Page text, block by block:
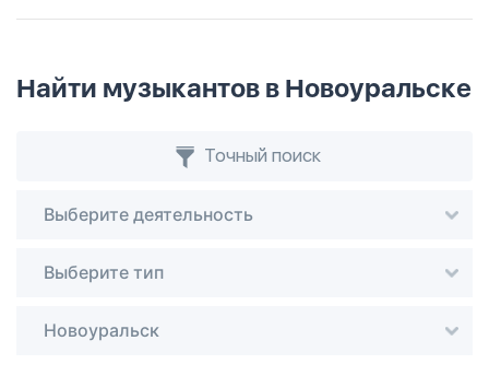
Найти музыкантов в Новоуральске
Точный поиск
Выберите деятельность
Выберите тип
Новоуральск